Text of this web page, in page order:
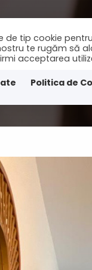
de tip cookie
te rugăm să
acceptarea
Politica de